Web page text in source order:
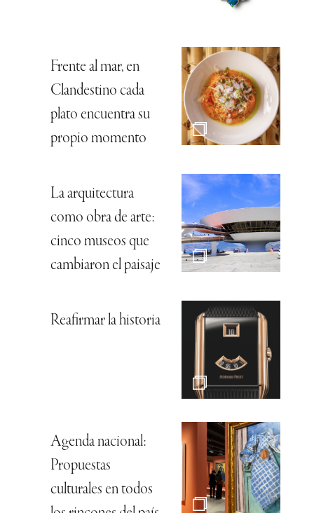
Frente al mar, en
Clandestino cada
plato encuentra su
propio momento
La arquitectura
como obra de arte:
cinco museos que
cambiaron el paisaje
Reafirmar la historia
Agenda nacional:
Propuestas
culturales en todos